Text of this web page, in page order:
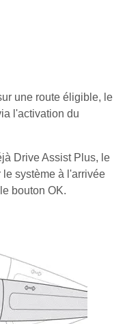
une route éligible, le
l'activation du
Drive Assist Plus, le
système à l'arrivée
bouton OK.